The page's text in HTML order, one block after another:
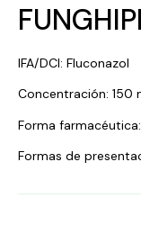
IFA/DCI: Fluconazol
Concentración: 150
Forma
Formas de